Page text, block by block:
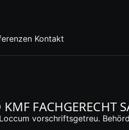
Kontakt
FACHGERECHT
vorschriftsgetreu.